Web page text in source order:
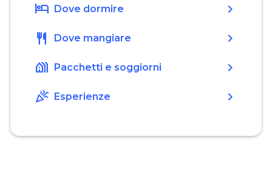
hotel Dove dormire chevron_right
restaurant Dove mangiare chevron_right
holiday_village Pacchetti e soggiorni chevron_right
celebration Esperienze chevron_right